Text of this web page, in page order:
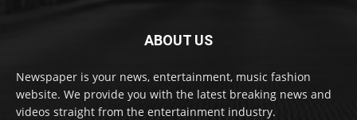
ABOUT US
Newspaper is your news, entertainment, music fashion
website. We provide you with the latest breaking news and
videos straight from the entertainment industry.